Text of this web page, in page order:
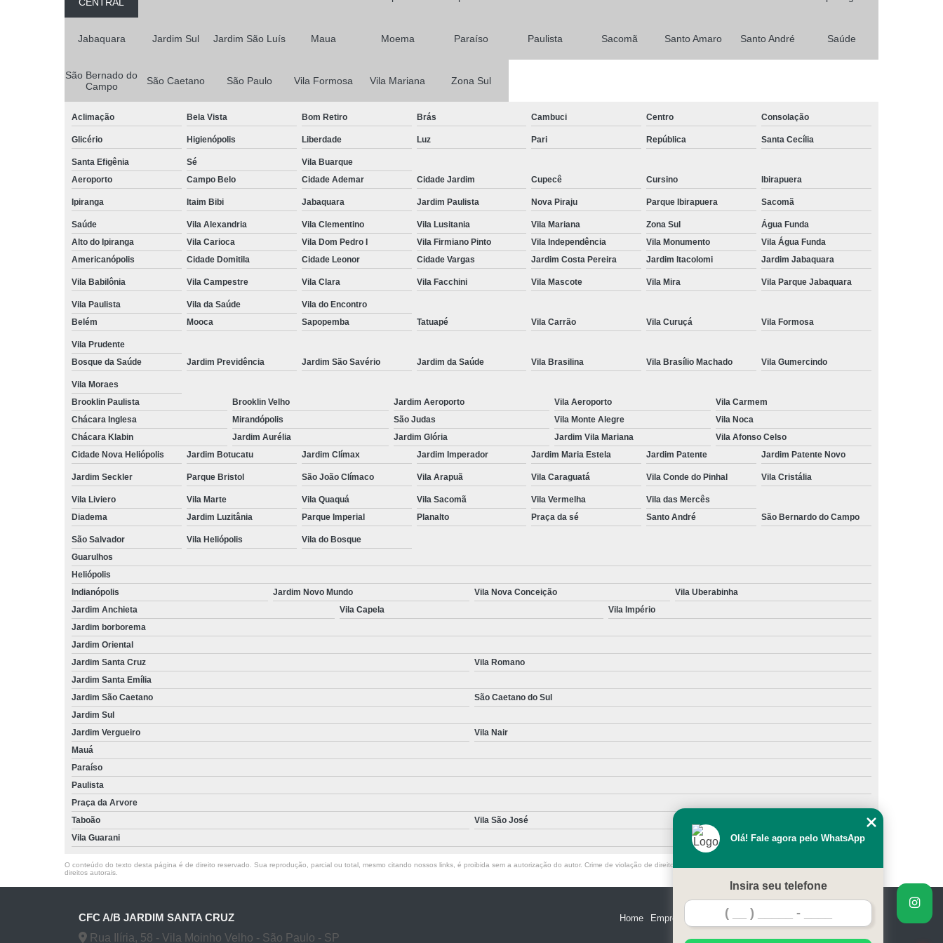
Primeira Habilitação para Moto
1ª Habilitação
Minha Primeira Habilitação
Primeira Habilitação Categoria a
Primeira Habilitação Cnh
Primeira Habilitação Moto
Primeira Habilitação Passo a Passo
Tirar a Primeira Habilitação
Curso de Reciclagem Cnh Suspensa
Curso de Reciclagem de Cnh
Curso para Reciclagem de Cnh
Curso Reciclagem Cnh
Curso Reciclagem Cnh Suspensa
Fazer Reciclagem Cnh
Reciclagem da Cnh
Reciclagem de Cnh
Reciclagem para Cnh
Agendamento Renovação Cnh
Renovação Cnh a
Renovação Cnh Agendamento
Renovação Cnh Atrasada
Renovação da Cnh Vencida
Renovação de Cnh
Renovação de Cnh Vencida
Renovação do Cnh
Aulas de Simulador de Direção
Simulador de Carro da Auto Escola
Simulador de Carro de Auto Escola
Simulador de Carro na Auto Escola
Simulador de Direção Auto Escola
Simulador de Direção Cfc
Simulador de Direção para Cfc Simulador Direção Veicular
Jabaquara Jardim Sul Jardim São Luís Maua Moema Paraíso Paulista Sacomã Santo Amaro Santo André Saúde
São Bernado do
Campo
São Caetano São Paulo Vila Formosa Vila Mariana Zona Sul
Aclimação Bela Vista Bom Retiro Brás Cambuci Centro Consolação
Glicério Higienópolis Liberdade Luz Pari República Santa Cecília
Santa Efigênia Sé
Vila Buarque
Aeroporto
Campo Belo Cidade Ademar Cidade Jardim Cupecê Cursino Ibirapuera
Ipiranga Itaim Bibi Jabaquara Jardim Paulista Nova Piraju Parque Ibirapuera Sacomã
Saúde Vila Alexandria Vila Clementino Vila Lusitania Vila Mariana Zona Sul
Água Funda
Alto do Ipiranga
Vila Carioca Vila Dom Pedro I Vila Firmiano Pinto Vila Independência Vila Monumento
Vila Água Funda
Americanópolis
Cidade Domitila Cidade Leonor Cidade Vargas Jardim Costa Pereira Jardim Itacolomi Jardim Jabaquara
Vila Babilônia Vila Campestre Vila Clara Vila Facchini Vila Mascote Vila Mira Vila Parque Jabaquara
Vila Paulista Vila da Saúde
Vila do Encontro
Belém
Mooca Sapopemba Tatuapé Vila Carrão Vila Curuçá Vila Formosa
Vila Prudente
Bosque da Saúde
Jardim Previdência Jardim São Savério Jardim da Saúde Vila Brasilina Vila Brasílio Machado Vila Gumercindo
Vila Moraes
Brooklin Paulista
Brooklin Velho Jardim Aeroporto Vila Aeroporto
Vila Carmem
Chácara Inglesa
Mirandópolis São Judas Vila Monte Alegre
Vila Noca
Chácara Klabin
Jardim Aurélia Jardim Glória Jardim Vila Mariana
Vila Afonso Celso
Cidade Nova Heliópolis
Jardim Botucatu Jardim Clímax Jardim Imperador Jardim Maria Estela Jardim Patente Jardim Patente Novo
Jardim Seckler Parque Bristol São João Clímaco Vila Arapuã Vila Caraguatá Vila Conde do Pinhal Vila Cristália
Vila Liviero Vila Marte Vila Quaquá Vila Sacomã Vila Vermelha
Vila das Mercês
Diadema
Jardim Luzitânia Parque Imperial Planalto Praça da sé Santo André São Bernardo do Campo
São Salvador Vila Heliópolis
Vila do Bosque
Guarulhos
Heliópolis
Indianópolis
Jardim Novo Mundo Vila Nova Conceição
Vila Uberabinha
Jardim Anchieta
Vila Capela
Vila Império
Jardim borborema
Jardim Oriental
Jardim Santa Cruz
Vila Romano
Jardim Santa Emília
Jardim São Caetano
São Caetano do Sul
Jardim Sul
Jardim Vergueiro
Vila Nair
Mauá
Paraíso
Paulista
Praça da Arvore
Taboão
Vila São José
Vila Guarani
O conteúdo do texto desta página é de direito reservado. Sua reprodução, parcial ou total, mesmo citando nossos links, é proibida sem a autorização do autor. Crime de violação de direito autoral – artigo 184 do Código Penal –
direitos autorais
CFC A/B JARDIM SANTA CRUZ
Rua Ilíria, 58 - Vila Moinho Velho - São Paulo - SP
Home Empresa Serviços Contato Mapa do site
Olá! Fale agora pelo WhatsApp
Insira seu telefone